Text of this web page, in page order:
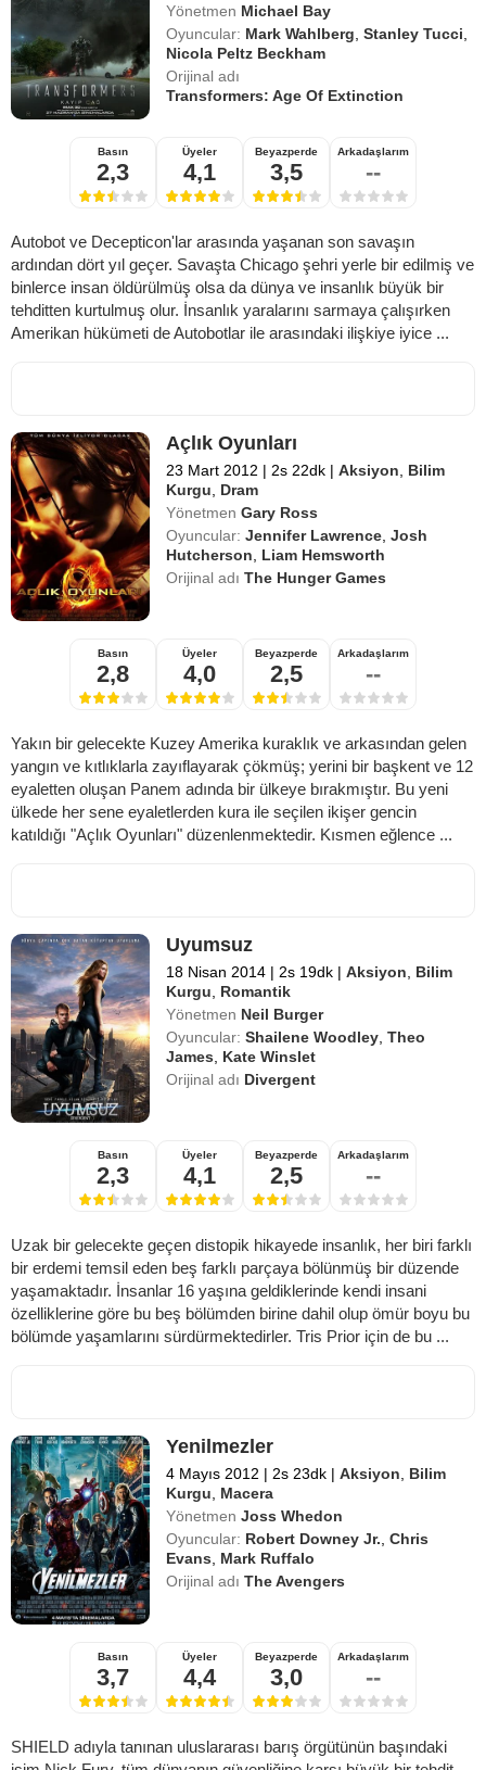
Yönetmen Michael Bay
Oyuncular: Mark Wahlberg ,Stanley Tucci
Nicola Peltz Beckham
Orijinal adı
Transformers: Age Of Extinction
Basın
2,3
Üyeler
4,1
Beyazperde
3,5
Arkadaşlarım
--
Autobot ve Decepticon'lar arasında yaşanan son savaşın
ardından dört yıl geçer. Savaşta Chicago şehri yerle bir edilmiş ve
binlerce insan öldürülmüş olsa da dünya ve insanlık büyük bir
tehditten kurtulmuş olur. İnsanlık yaralarını sarmaya çalışırken
Amerikan hükümeti de Autobotlar ile arasındaki ilişkiye iyice ...
Açlık Oyunları
23 Mart 2012 | 2s 22dk | Aksiyon
Bilim
Kurgu
Dram
Yönetmen Gary Ross
Oyuncular: Jennifer Lawrence ,Josh
Hutcherson
Liam Hemsworth
Orijinal adıThe Hunger Games
Basın
2,8
Üyeler
4,0
Beyazperde
2,5
Arkadaşlarım
--
Yakın bir gelecekte Kuzey Amerika kuraklık ve arkasından gelen
yangın ve kıtlıklarla zayıflayarak çökmüş; yerini bir başkent ve 12
eyaletten oluşan Panem adında bir ülkeye bırakmıştır. Bu yeni
ülkede her sene eyaletlerden kura ile seçilen ikişer gencin
katıldığı "Açlık Oyunları" düzenlenmektedir. Kısmen eğlence ...
Uyumsuz
18 Nisan 2014 | 2s 19dk | Aksiyon
Bilim
Kurgu
Romantik
Yönetmen Neil Burger
Oyuncular: Shailene Woodley ,Theo
James
Kate Winslet
Orijinal adı Divergent
Basın
2,3
Üyeler
4,1
Beyazperde
2,5
Arkadaşlarım
--
Uzak bir gelecekte geçen distopik hikayede insanlık, her biri farklı
bir erdemi temsil eden beş farklı parçaya bölünmüş bir düzende
yaşamaktadır. İnsanlar 16 yaşına geldiklerinde kendi insani
özelliklerine göre bu beş bölümden birine dahil olup ömür boyu bu
bölümde yaşamlarını sürdürmektedirler. Tris Prior için de bu ...
Yenilmezler
4 Mayıs 2012 | 2s 23dk | Aksiyon
Bilim
Kurgu
Macera
Yönetmen Joss Whedon
Oyuncular: Robert Downey Jr. ,Chris
Evans
Mark Ruffalo
Orijinal adıThe Avengers
Basın
3,7
Üyeler
4,4
Beyazperde
3,0
Arkadaşlarım
--
SHIELD adıyla tanınan uluslararası barış örgütünün başındaki